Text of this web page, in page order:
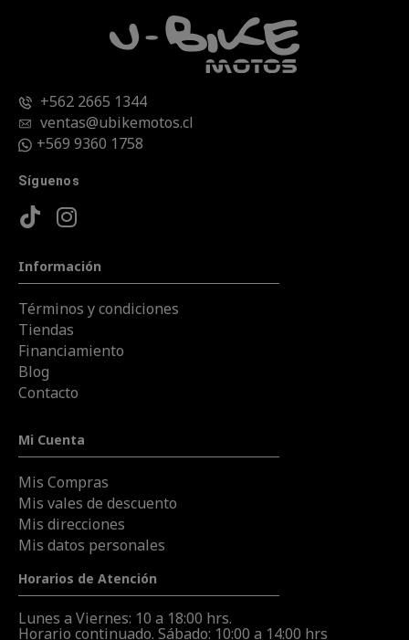
+562 2665 1344
ventas@ubikemotos.cl
+569 9360 1758
Síguenos
Información
Términos y condiciones
Tiendas
Financiamiento
Blog
Contacto
Mi Cuenta
Mis Compras
Mis vales de descuento
Mis direcciones
Mis datos personales
Horarios de Atención
Lunes a Viernes: 10 a 18:00 hrs.
Horario continuado. Sábado: 10:00 a 14:00 hrs